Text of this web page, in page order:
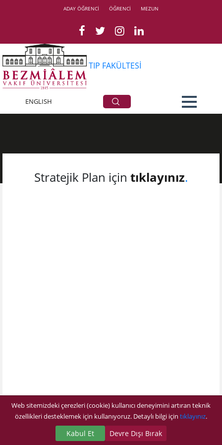
ADAY ÖĞRENCİ ÖĞRENCİ MEZUN
TIP FAKÜLTESİ
ENGLISH Stratejik Plan
Strateji​k Plan​ için tıklayınız.
Web sitemizdeki çerezleri (cookie) kullanıcı deneyimini artıran teknik
özellikleri desteklemek için kullanıyoruz. Detaylı bilgi için tıklayınız.
Kabul Et Devre Dışı Bırak